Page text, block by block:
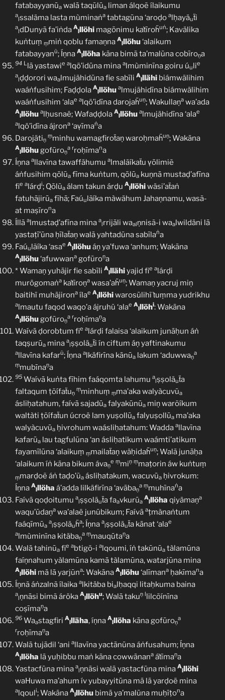
fatabayyanūa walā taqūlūa liman álqoẽ ílaikumu
a
lssaläma lasta mùminaṅa tabtagūna ‘aroḍo alḥayäuẗi
a
ldDunyā fa’iṅda A
lllöhi magōnimu kaṫīroḧuṅ; Kavälika
kuṅtuṃ ṃmiṅ qoblu famaṇna A
lllöhu‘alaikum
fatabayyanũ; Íṇna A
lllöha kāna bimā ta’malūna cobīroṇa
94 Llā yastawie alqö’idūna mina almùminīna goiru úulie
a
lḍḍorori waalmujähidūna fie sabīli A
lllähi biámwälihim
waáṅfusihim; Faḍḍola A
lllöhu almujähidīna biámwälihim
waáṅfusihim ‘alae alqö’idīna darojaḧuṇ; Wakullaṇa wa’ada
A
lllöhu alḥusnaë; Wafaḍḍola A
lllöhu almujähidīna ‘alae
alqö’idīna ájrona ‘aṿīmaṅa
Darojätiṇ
ṃminhu wamagfiroẗaṇ waroḥmaḧuṇ; Wakāna
A
lllöhugofūroṇ
a rroḥīmana
Íṇna allavīna tawaffähumu almalãíkaẗu ṿōlimiẽ
áṅfusihim qōlūa fīma kuṅtum, qōlūa kuṇnā mustaḍ’afīna
fie alárḍi; Qōlũa álam takun árḍu A
lllöhiwäsi’aẗaṅ
fatuhājirūa fīhā; Faúulãíka màwähum Jahaṇnamu, wasã-
at maṣīrona
Íllā almustaḍ’afīna mina a
lrrijāli waalṇnisã-i waalwildäni lā
yastaṭī’ūna ḥīlaẗaṇ walā yahtadūna sabīlaṅa
Faúulãíka ‘asae A
lllöhuáṇ ya’fuwa ‘anhum; Wakāna
A
lllöhu‘afuwwana gofūroṇa
* Wamaṇ yuhājir fie sabīli A
lllähiyajid fie alárḍi
murögomaṅa kaṫīroṇa wasa’aḧuṇ; Wamaṇ yacruj miņ
baitihï muhājirona ílae A
lllöhiwarosūlihï ṫuṃma yudrikhu
almautu faqod waqo’a ájruhü ‘alae A
lllöhi: Wakāna
A
lllöhugofūroṇ
a rroḥīmaṇa
Waívā ḍorobtum fie alárḍi falaisa ‘alaikum junāḥun áṅ
taqṣurūa mina a
lṣṣoläuẗi ín ciftum áṇ yaftinakumu
allavīna kafarũ; Íṇna alkäfirīna kānūa lakum ‘aduwwaṇ
a
ṃmubīnaṇa
95 Waívā kuṅta fīhim faáqomta lahumu a
lṣṣoläuẗa
faltaqum ṭõífaẗuṇ
ṃminhuṃ ṃma’aka walyàcuvũa
ásliḥatahum, faívā sajadūa falyakūnūa miṇ warõíkum
waltàti ṭõífaẗun úcroë lam yuṣollūa falyuṣollūa ma’aka
walyàcuvūa ḥivrohum waásliḥatahum: Wadda allavīna
kafarūa lau tagfulūna ‘an ásliḥatikum waámti’atikum
fayamīlūna ‘alaikuṃ ṃmailaẗaṇ wäḥidaḧuṇ; Walā junāḥa
‘alaikum íṅ kāna bikum ávaṇ
e ṃmiṇ ṃmaṭorin áw kuṅtuṃ
ṃmarḍoẽ áṅ taḍo’ũa ásliḥatakum, wacuvūa ḥivrokum:
Íṇna A
lllöha á’adda lilkäfirīna ‘avābaṇ
a ṃmuhīnaṅa
Faívā qoḍoitumu a
lṣṣoläuẗa faavkurūa
A
lllöha qiyämaṇa
waqu’ūdaṇa wa’alaë junūbikum; Faívā aṭmànaṅtum
faáqīmūa
a
lṣṣoläuḧa; Íṇna a
lṣṣoläuẗa kānat ‘alae
almùminīna kitäbaṇ
a ṃmauqūtaṇa
Walā tahinūa fie abtigõ-i alqoumi, íṅ takūnūa tàlamūna
faíṇnahum yàlamūna kamā tàlamūna, watarjūna mina
A
lllöhi mā lā yarjūna: Wakāna A
lllöhu‘alīmana ḥakīmana
Íṇnã áṅzalnã ílaika alkitäba bialḥaqqi litaḥkuma baina
a
lṇnāsi bimã áröka A
lllöhu; Walā takuṇ llilcõínīna
coṣīmaṇa
96 Waastagfiri A
llläha, íṇna A
lllöha kāna gofūroṇ
a
rroḥīmaṇa
Walā tujādil ‘ani allavīna yactānūna áṅfusahum; Íṇna
A
lllöha lā yuḥibbu maṅ kāna cowwānana áṫīmaṇa
Yastacfūna mina a
lṇnāsi walā yastacfūna mina A
lllöhi
waHuwa ma’ahum ív yubayyitūna mā lā yarḍoë mina
alqouli; Wakāna A
lllöhu bimā ya’malūna muḥīṭona